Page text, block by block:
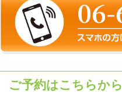
ご予約はこちらから